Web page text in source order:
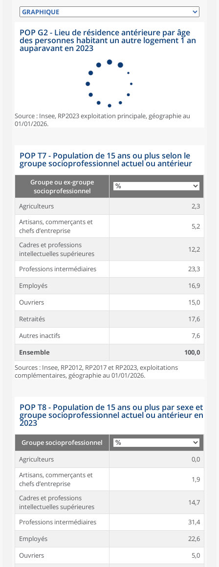
POP G2 - Lieu de résidence antérieure par âge
des personnes habitant un autre logement 1 an
auparavant en 2023
Source : Insee, RP2023 exploitation principale, géographie au
01/01/2026.
POP T7 - Population de 15 ans ou plus selon le
groupe socioprofessionnel actuel ou antérieur
Groupe ou ex-groupe
socioprofessionnel
Agriculteurs
2,3
Artisans, commerçants et
chefs d’entreprise
5,2
Cadres et professions
intellectuelles supérieures
12,2
Professions intermédiaires
23,3
Employés
16,9
Ouvriers
15,0
Retraités
17,6
Autres inactifs
7,6
Ensemble
100,0
Sources : Insee, RP2012, RP2017 et RP2023, exploitations
complémentaires, géographie au 01/01/2026.
POP T8 - Population de 15 ans ou plus par sexe et
groupe socioprofessionnel actuel ou antérieur en
2023
Groupe socioprofessionnel
Agriculteurs
0,0
Artisans, commerçants et
chefs d’entreprise
1,9
Cadres et professions
intellectuelles supérieures
14,7
Professions intermédiaires
31,4
Employés
22,6
Ouvriers
5,0